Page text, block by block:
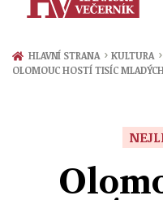
Zprávy
Přerov
Ekonomika
Sport
HLAVNÍ STRANA › KULTURA ›
OLOMOUC HOSTÍ TISÍC